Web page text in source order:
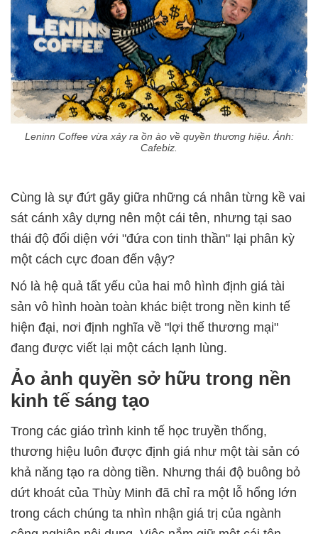
Leninn Coffee vừa xảy ra ồn ào về quyền thương hiệu. Ảnh:
Cafebiz.
Cùng là sự đứt gãy giữa những cá nhân từng kề vai
sát cánh xây dựng nên một cái tên, nhưng tại sao
thái độ đối diện với "đứa con tinh thần" lại phân kỳ
một cách cực đoan đến vậy?
Nó là hệ quả tất yếu của hai mô hình định giá tài
sản vô hình hoàn toàn khác biệt trong nền kinh tế
hiện đại, nơi định nghĩa về "lợi thế thương mại"
đang được viết lại một cách lạnh lùng.
Ảo ảnh quyền sở hữu trong nền
kinh tế sáng tạo
Trong các giáo trình kinh tế học truyền thống,
thương hiệu luôn được định giá như một tài sản có
khả năng tạo ra dòng tiền. Nhưng thái độ buông bỏ
dứt khoát của Thùy Minh đã chỉ ra một lỗ hổng lớn
trong cách chúng ta nhìn nhận giá trị của ngành